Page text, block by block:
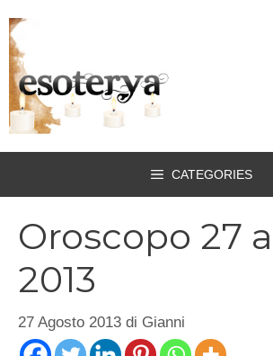
al
contenuto
CATEGORIES
Oroscopo 27
2013
27 Agosto 2013 di Gianni